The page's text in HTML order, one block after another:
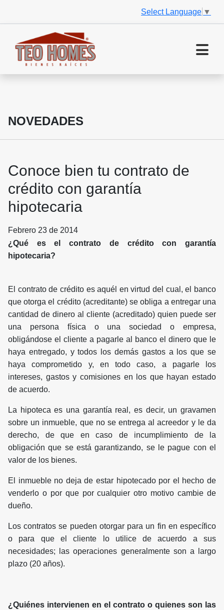
Select Language ▼
NOVEDADES
Conoce bien tu contrato de
crédito con garantía
hipotecaria
Febrero 23 de 2014
¿Qué es el contrato de crédito con garantía
hipotecaria?
El contrato de crédito es aquél en virtud del cual, el banco
que otorga el crédito (acreditante) se obliga a entregar una
cantidad de dinero al cliente (acreditado) quien puede ser
una persona física o una sociedad o empresa,
obligándose el cliente a pagarle al banco el dinero que le
haya entregado, y todos los demás gastos a los que se
haya comprometido y, en todo caso, a pagarle los
intereses, gastos y comisiones en los que hayan estado
de acuerdo.
La hipoteca es una garantía real, es decir, un gravamen
sobre un inmueble, que no se entrega al acreedor y le da
derecho, de que en caso de incumplimiento de la
obligación que se está garantizando, se le pague con el
valor de los bienes.
El inmueble no deja de estar hipotecado por el hecho de
venderlo o por que por cualquier otro motivo cambie de
dueño.
Los contratos se pueden otorgar para un fin en específico
o para que el cliente lo utilice de acuerdo a sus
necesidades; las operaciones generalmente son a largo
plazo (20 años).
¿Quiénes intervienen en el contrato o quienes son las